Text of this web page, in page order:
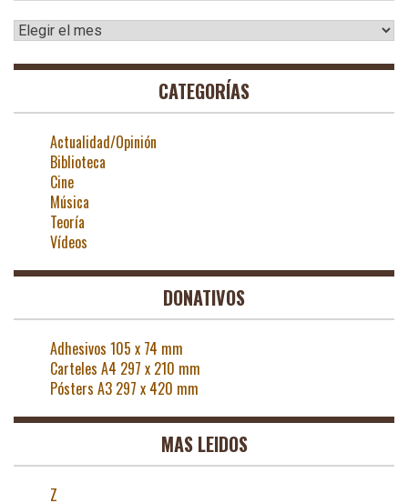
Archivos
CATEGORÍAS
Actualidad/Opinión
Biblioteca
Cine
Música
Teoría
Vídeos
DONATIVOS
Adhesivos 105 x 74 mm
Carteles A4 297 x 210 mm
Pósters A3 297 x 420 mm
MAS LEIDOS
Z